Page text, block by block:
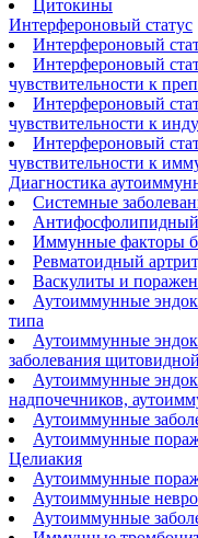
Цитокины
Интерфероновый статус
Интерфероновый
Интерфероновый
чувствительности к
Интерфероновый
чувствительности к
Интерфероновый
чувствительности к
Диагностика
Системные
Иммунные факторы
Ревматоидный
Васкулиты и
Аутоиммунные
типа
Аутоиммунные
заболевания
Аутоиммунные
надпочечников,
Аутоиммунные
Аутоиммунные
Целиакия
Аутоиммунные
Аутоиммунные
Аутоиммунные